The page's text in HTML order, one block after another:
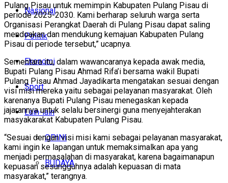
Nasional
Politik
Ekonomi
Sport
Lain-lain
OPINI
BUDAYA
Pulang Pisau untuk memimpin Kabupaten Pulang Pisau di
periode 2025-2030. Kami berharap seluruh warga serta
Organisasi Perangkat Daerah di Pulang Pisau dapat saling
mendoakan dan mendukung kemajuan Kabupaten Pulang
Pisau di periode tersebut,” ucapnya.
Sementara itu, dalam wawancaranya kepada awak media,
Bupati Pulang Pisau Ahmad Rifa’i bersama wakil Bupati
Pulang Pisau Ahmad Jayadikarta mengatakan sesuai dengan
visi misi mereka yaitu sebagai pelayanan masyarakat. Oleh
karenanya Bupati Pulang Pisau menegaskan kepada
jajarannya untuk selalu bersinergi guna menyejahterakan
masyakarakat Kabupaten Pulang Pisau.
“Sesuai dengan visi misi kami sebagai pelayanan masyarakat,
kami ingin ke lapangan untuk memaksimalkan apa yang
menjadi permasalahan di masyarakat, karena bagaimanapun
kepuasan sesungguhnya adalah kepuasan di mata
masyarakat,” terangnya.